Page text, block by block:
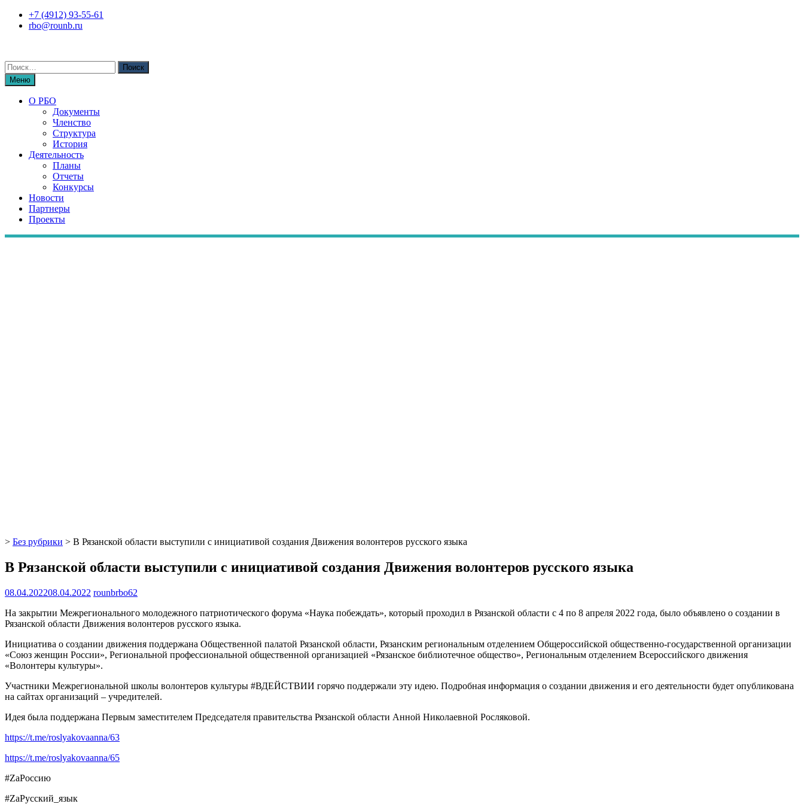
Перейти+7 (4912) 93-55-61
rbo@rounb.ru
Поиск
по:Меню
О РБО
Документы
Членство
Структура
История
Деятельность
Планы
Отчеты
Конкурсы
Новости
Партнеры
Проекты
> Без рубрики > В Рязанской области выступили с инициативой создания Движения волонтеров русского языка
В Рязанской области выступили с инициативой создания Движения волонтеров русского языка
08.04.202208.04.2022 rounbrbo62
На закрытии Межрегионального молодежного патриотического форума «Наука побеждать», который проходил в Рязанской области с 4 по 8 апреля 2022 года, было объявлено о создании в
Рязанской области Движения волонтеров русского языка.
Инициатива о создании движения поддержана Общественной палатой Рязанской области, Рязанским региональным отделением Общероссийской общественно-государственной организации
«Союз женщин России», Региональной профессиональной общественной организацией «Рязанское библиотечное общество», Региональным отделением Всероссийского движения
«Волонтеры культуры».
Участники Межрегиональной школы волонтеров культуры #ВДЕЙСТВИИ горячо поддержали эту идею. Подробная информация о создании движения и его деятельности будет опубликована
на сайтах организаций – учредителей.
Идея была поддержана Первым заместителем Председателя правительства Рязанской области Анной Николаевной Росляковой.
https://t.me/roslyakovaanna/63
https://t.me/roslyakovaanna/65
#ZаРоссию
#ZаРусский­­_язык